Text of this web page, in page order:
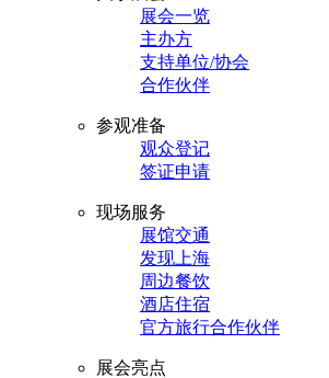
展会一览
主办方
支持单位/协会
合作伙伴
参观准备
观众登记
签证申请
现场服务
展馆交通
发现上海
周边餐饮
酒店住宿
官方旅行合作伙伴
展会亮点